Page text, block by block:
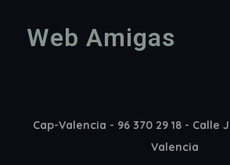
Web Amigas
Cap-Valencia - 96 370 29 18 - Calle
Valencia